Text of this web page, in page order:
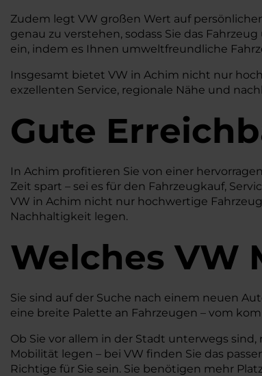
Zudem legt VW großen Wert auf
genau zu verstehen, sodass Sie das
ein, indem es Ihnen umweltfreundliche
Insgesamt bietet VW in Achim nicht nur
exzellenten Service, regionale Nähe und
Gute
In Achim profitieren Sie von einer
Zeit spart – sei es für den Fahrzeugkauf,
VW in Achim nicht nur hochwertige
Nachhaltigkeit legen.
Welches VW
Sie sind auf der Suche nach einem neuen
eine breite Palette an Fahrzeugen – vom
Ob Sie vor allem in der Stadt unterwegs
Mobilität legen – bei VW finden Sie das
Richtige für Sie sein. Sie benötigen mehr